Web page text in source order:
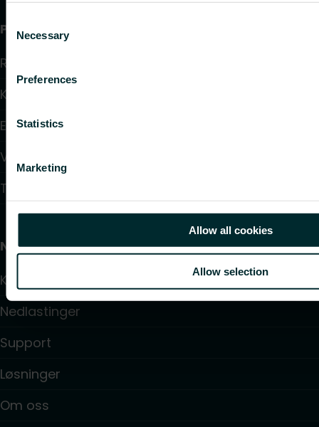
Selection
Necessary
Preferences
Statistics
Marketing
Allow all cookies
Allow selection
Produkter
Radiatorer
Konvektorer og Viftekonvektorer
Elektrisk styring
Vannbasert regulering
Takvarme og takkjøling
Nyttige lenker
Kalkulatorer
Nedlastinger
Support
Løsninger
Om oss